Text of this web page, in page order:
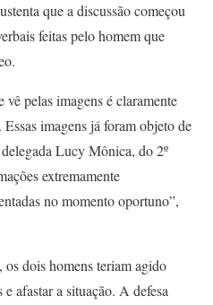
que a discussão começou
feitas pelo homem que
vê pelas imagens é claramente
imagens já foram objeto de
Lucy Mônica, do 2º
extremamente
no momento oportuno”,
dois homens teriam agido
e afastar a situação. A defesa